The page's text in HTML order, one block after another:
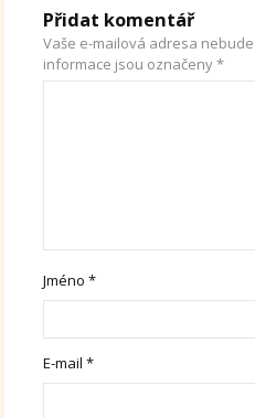
Přidat komentář
Vaše e-mailová adresa
informace jsou označeny*
Jméno*
E-mail*